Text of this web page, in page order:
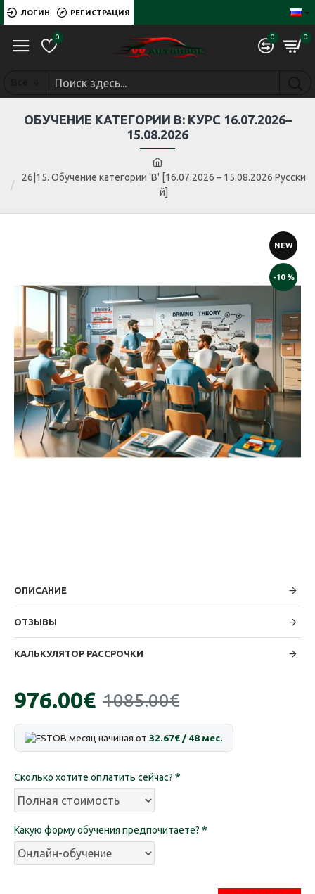
ЛОГИН РЕГИСТРАЦИЯ
0 0 0
26|15. Обучение категории 'B' [16.07.2026 – 15.08.2026 Русски
й]
ОБУЧЕНИЕ КАТЕГОРИИ B: КУРС 16.07.2026–
15.08.2026
NEW
-10 %
ОПИСАНИЕ
ОТЗЫВЫ
КАЛЬКУЛЯТОР РАССРОЧКИ
976.00€ 1085.00€
В месяц начиная от 32.67€ / 48 мес.
Сколько хотите оплатить сейчас?
Какую форму обучения предпочитаете?